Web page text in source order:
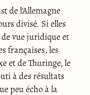
de l’Allemagne
divisé. Si elles
vue juridique et
françaises, les
et de Thuringe, le
à des résultats
peu écho à la